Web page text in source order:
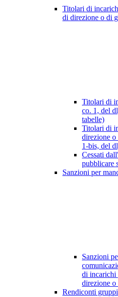
Titolari di
di direzione o di
Titolari di
co. 1, del
tabelle)
Titolari di
direzione
1-bis, del
Cessati
pubblicare
Sanzioni per
Sanzioni
di incarichi
direzione
Rendiconti